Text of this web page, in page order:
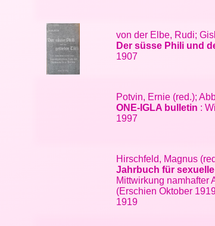
von der Elbe, Rudi;
Der süsse Phili und
1907
Potvin, Ernie (red.);
ONE-IGLA bulletin :
1997
Hirschfeld, Magnus
Jahrbuch für
Mittwirkung namhafter
(Erschien Oktober
1919